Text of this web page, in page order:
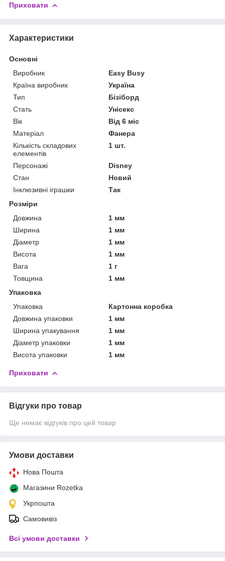
Приховати
Характеристики
Основні
Виробник
Easy Busy
Країна виробник
Україна
Тип
Бізіборд
Стать
Унісекс
Вік
Від 6 міс
Матеріал
Фанера
Кількість складових
елементів
1 шт.
Персонажі
Disney
Стан
Новий
Інклюзивні іграшки
Так
Розміри
Довжина
1 мм
Ширина
1 мм
Діаметр
1 мм
Висота
1 мм
Вага
1 г
Товщина
1 мм
Упаковка
Упаковка
Картонна коробка
Довжина упаковки
1 мм
Ширина упакування
1 мм
Діаметр упаковки
1 мм
Висота упаковки
1 мм
Приховати
Відгуки про товар
Ще немає відгуків про цей товар
Умови доставки
Нова Пошта
Магазини Rozetka
Укрпошта
Самовивіз
Всі умови доставки